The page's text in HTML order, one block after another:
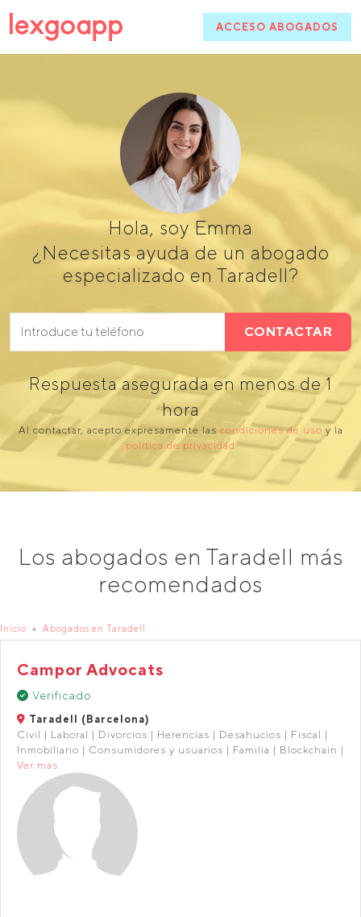
ACCESO ABOGADOS
Hola, soy Emma
¿Necesitas ayuda de un abogado
especializado en Taradell?
CONTACTAR
Respuesta asegurada en menos de 1
hora
Al contactar, acepto expresamente las condiciones de uso y la
política de privacidad
Los abogados en Taradell más
recomendados
Inicio Abogados en Taradell
Campor Advocats
Verificado
Taradell (Barcelona)
Civil | Laboral | Divorcios | Herencias | Desahucios | Fiscal |
Inmobiliario | Consumidores y usuarios | Familia | Blockchain |
Ver más